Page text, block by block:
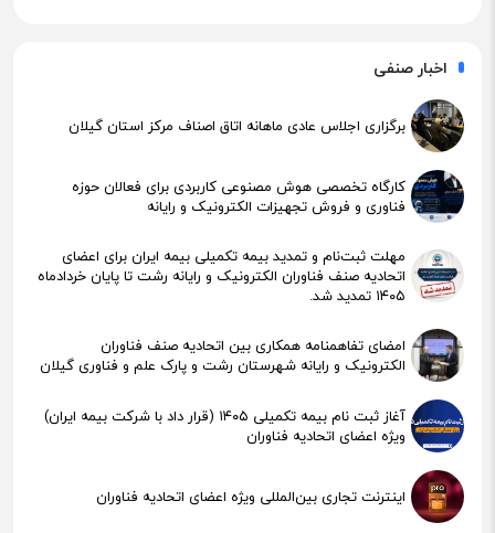
اخبار صنفی
برگزاری اجلاس عادی ماهانه اتاق اصناف مرکز استان گیلان
کارگاه تخصصی هوش مصنوعی کاربردی برای فعالان حوزه
فناوری و فروش تجهیزات الکترونیک و رایانه
مهلت ثبت‌نام و تمدید بیمه تکمیلی بیمه ایران برای اعضای
اتحادیه صنف فناوران الکترونیک و رایانه رشت تا پایان خردادماه
۱۴۰۵ تمدید شد.
امضای تفاهمنامه همکاری بین اتحادیه صنف فناوران
الکترونیک و رایانه شهرستان رشت و پارک علم و فناوری گیلان
آغاز ثبت نام بیمه تکمیلی ۱۴۰۵ (قرار داد با شرکت بیمه ایران)
ویژه اعضای اتحادیه فناوران
اینترنت تجاری بین‌المللی ویژه اعضای اتحادیه فناوران